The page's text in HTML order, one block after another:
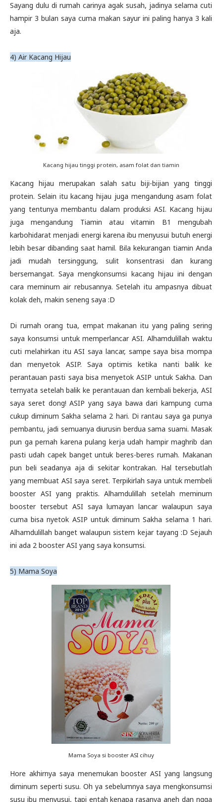
Sayang dulu di rumah carinya agak susah, jadinya selama cuti
hampir 3 bulan saya cuma makan sayur ini paling hanya 3 kali
aja.
4) Air Kacang Hijau
Kacang hijau tinggi protein, asam folat dan tiamin
Kacang hijau merupakan salah satu biji-bijian yang tinggi
protein. Selain itu kacang hijau juga mengandung asam folat
yang tentunya membantu dalam produksi ASI. Kacang hijau
juga mengandung Tiamin atau vitamin B1 mengubah
karbohidarat menjadi energi karena ibu menyusui butuh energi
lebih besar dibanding saat hamil. Bila kekurangan tiamin Anda
jadi mudah tersinggung, sulit konsentrasi dan kurang
bersemangat. Saya mengkonsumsi kacang hijau ini dengan
cara meminum air rebusannya. Setelah itu ampasnya dibuat
kolak deh, makin seneng saya :D
Di rumah orang tua, empat makanan itu yang paling sering
saya konsumsi untuk memperlancar ASI. Alhamdulillah waktu
cuti melahirkan itu ASI saya lancar, sampe saya bisa mompa
dan menyetok ASIP. Saya optimis ketika nanti balik ke
perantauan pasti saya bisa menyetok ASIP untuk Sakha. Dan
ternyata setelah balik ke perantauan dan kembali bekerja, ASI
saya seret dong! ASIP yang saya bawa dari kampung cuma
cukup diminum Sakha selama 2 hari. Di rantau saya ga punya
pembantu, jadi semuanya diurusin berdua sama suami. Masak
pun ga pernah karena pulang kerja udah hampir maghrib dan
pasti udah capek banget untuk beres-beres rumah. Makanan
pun beli seadanya aja di sekitar kontrakan. Hal tersebutlah
yang membuat ASI saya seret. Terpikirlah saya untuk membeli
booster ASI yang praktis. Alhamdulillah setelah meminum
booster tersebut ASI saya lumayan lancar walaupun saya
cuma bisa nyetok ASIP untuk diminum Sakha selama 1 hari.
Alhamdulillah banget walaupun sistem kejar tayang :D Sejauh
ini ada 2 booster ASI yang saya konsumsi.
5) Mama Soya
Mama Soya si booster ASI cihuy
Hore akhirnya saya menemukan booster ASI yang langsung
diminum seperti susu. Oh ya sebelumnya saya mengkonsumsi
susu ibu menyusui, tapi entah kenapa rasanya aneh dan ngga